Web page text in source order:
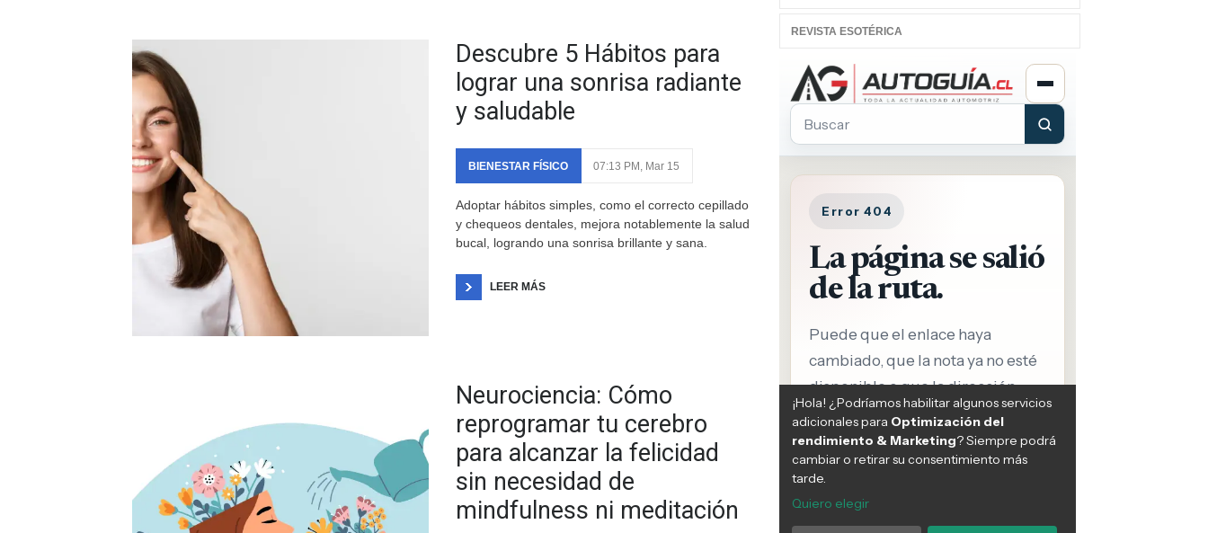
Descubre 5 Hábitos para
lograr una sonrisa radiante
y saludable
BIENESTAR FÍSICO 07:13 PM, Mar 15
Adoptar hábitos simples, como el correcto cepillado
y chequeos dentales, mejora notablemente la salud
bucal, logrando una sonrisa brillante y sana.
LEER MÁS
Neurociencia: Cómo
reprogramar tu cerebro
para alcanzar la felicidad
sin necesidad de
mindfulness ni meditación
REVISTA ESOTÉRICA